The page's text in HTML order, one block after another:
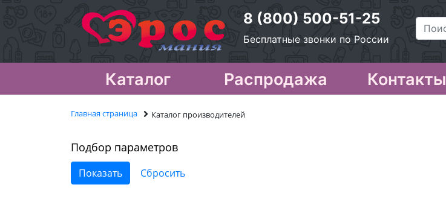
8 (800) 500-51-25
Бесплатные звонки по России
Каталог Распродажа Контакты
Главная страница Каталог производителей
Подбор параметров